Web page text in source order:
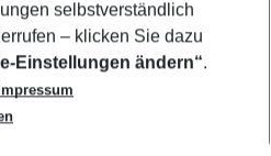
selbstverständlich
– klicken Sie dazu
Einstellungen ändern“.